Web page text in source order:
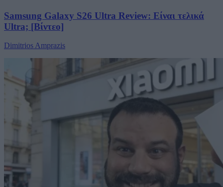
Samsung Galaxy S26 Ultra Review: Είναι τελικά
Ultra; [Βίντεο]
Dimitrios Amprazis